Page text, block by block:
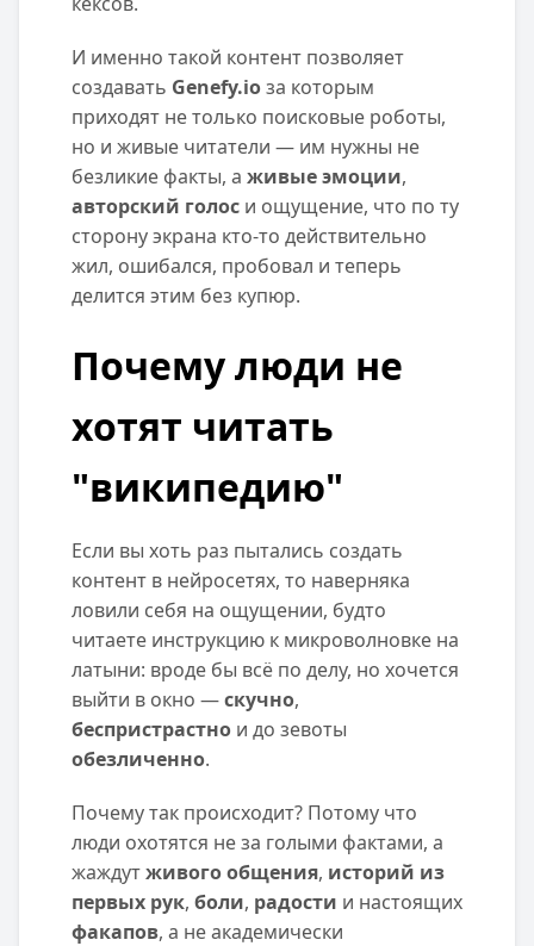
И именно такой контент позволяет
создавать Genefy.ioза которым
приходят не только поисковые роботы,
но и живые читатели — им нужны не
безликие факты, а живые эмоции,
авторский голос и ощущение, что по ту
сторону экрана кто-то действительно
жил, ошибался, пробовал и теперь
делится этим без купюр.
Почему люди не
хотят читать
"википедию"
Если вы хоть раз пытались создать
контент в нейросетях, то наверняка
ловили себя на ощущении, будто
читаете инструкцию к микроволновке на
латыни: вроде бы всё по делу, но хочется
выйти в окно —скучно,
беспристрастно и до зевоты
обезличенно.
Почему так происходит? Потому что
люди охотятся не за голыми фактами, а
жаждутживого общения, историй из
первых рук, боли, радости и настоящих
факапов, а не академически